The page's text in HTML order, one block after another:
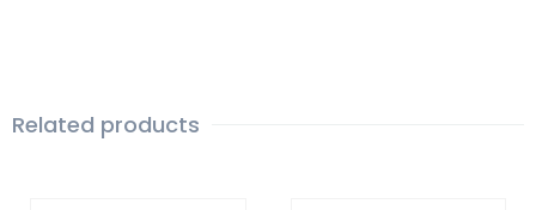
Related products